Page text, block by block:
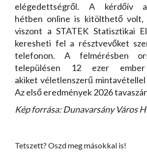
elégedettségről. A kérdőív
hétben online is kitölthető volt,
viszont a STATEK Statisztikai
keresheti fel a résztvevőket
telefonon. A felmérésben
településen 12 ezer
akiket véletlenszerű
Az első eredmények 2026
Kép forrása: Dunavarsány Város
Tetszett? Oszd meg másokkal is!